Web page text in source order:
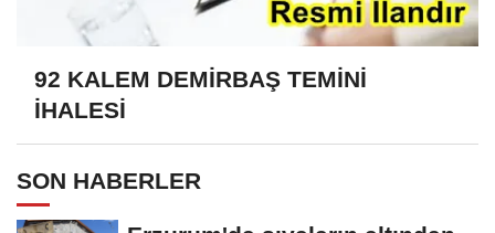
92 KALEM DEMİRBAŞ TEMİNİ
İHALESİ
SON HABERLER